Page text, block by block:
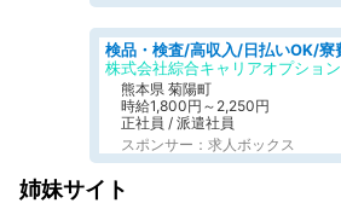
株式会社綜合キャリアオプション
熊本県 菊陽町
時給1,800円～2,250円
正社員 / 派遣社員
スポンサー：求人ボックス
姉妹サイト